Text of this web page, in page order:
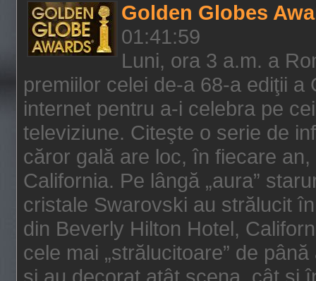
Golden Globes
01:41:59
Luni, ora 3 a.m. a
premiilor celei de-a 68-a ediţii
internet pentru a-i celebra pe
televiziune. Citeşte o serie de
căror gală are loc, în fiecare
California. Pe lângă „aura”
cristale Swarovski au strălucit
din Beverly Hilton Hotel,
cele mai „strălucitoare” de